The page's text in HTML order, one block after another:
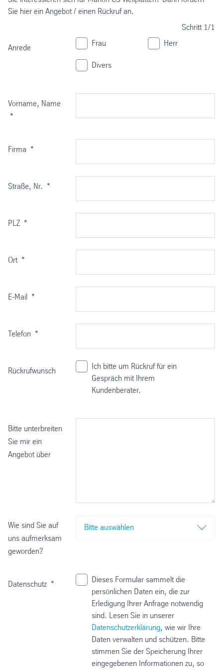
kurzzeitig -40 bis +130°C
CE-Zertifizierung:
Leistungserklärung nach BauPVO nach EN 1013
vorhanden, siehe Downloadbereich.
Sie hier ein Angebot / einen Rückruf an.
Schritt1/1
Anrede Frau Herr
Divers
Vorname, Name
*
Firma *
Straße, Nr. *
PLZ *
Ort *
E-Mail *
Telefon *
Rückrufwunsch
Ich bitte um Rückruf für ein
Gespräch mit Ihrem
Kundenberater.
Bitte unterbreiten
Sie mir ein
Angebot über
Wie sind Sie auf
uns aufmerksam
geworden?
Bitte auswählen
Datenschutz *
Dieses Formular sammelt die
persönlichen Daten ein, die zur
Erledigung Ihrer Anfrage notwendig
sind. Lesen Sie in unserer
Datenschutzerklärung, wie wir Ihre
Daten verwalten und schützen. Bitte
stimmen Sie der Speicherung Ihrer
eingegebenen Informationen zu, so